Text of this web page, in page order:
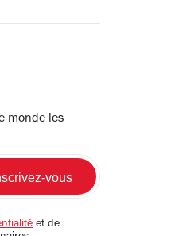
monde les
et de